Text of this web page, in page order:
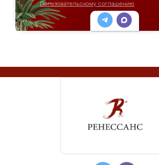
Пользовательскому соглашению